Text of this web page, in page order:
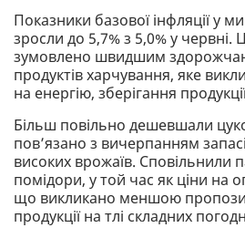
Показники базової інфляції у
зросли до 5,7% з 5,0% у
зумовлено швидшим
продуктів харчування, яке
на енергію, зберігання
Більш повільно дешевшали
пов’язано з вичерпанням
високих врожаїв. Сповільнили
помідори, у той час як ціни на
що викликано меншою
продукції на тлі складних